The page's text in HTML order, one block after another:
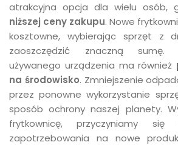
atrakcyjna opcja dla wielu osób,
niższej ceny zakupu. Nowe
kosztowne, wybierając sprzęt z
zaoszczędzić znaczną sumę.
używanego urządzenia ma również
na środowisko. Zmniejszenie
przez ponowne wykorzystanie
sposób ochrony naszej planety.
frytkownicę, przyczyniamy się
zapotrzebowania na nowe